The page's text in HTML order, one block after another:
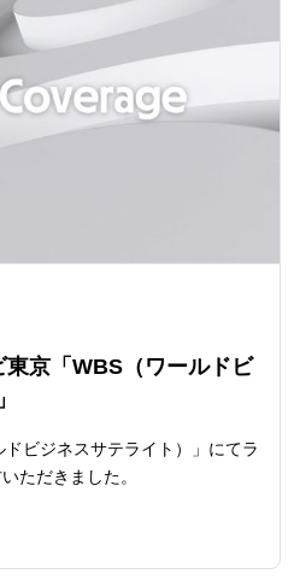
京「WBS（ワールドビ
ビジネスサテライト）」にてラ
ただきました。